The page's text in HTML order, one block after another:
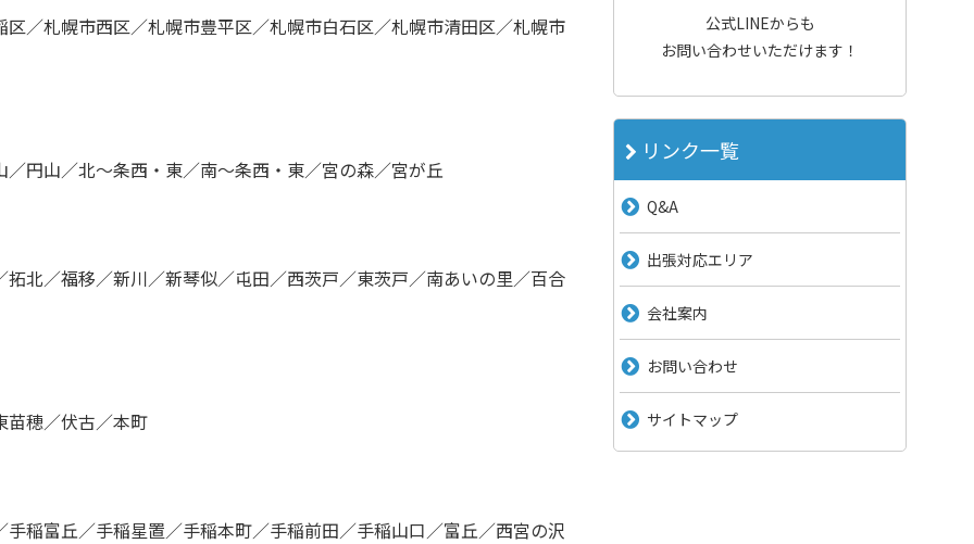
／札幌市西区／札幌市豊平区／札幌市白石区／札幌市清田区／札幌市
円山／北〜条西・東／南〜条西・東／宮の森／宮が丘
北／福移／新川／新琴似／屯田／西茨戸／東茨戸／南あいの里／百合
苗穂／伏古／本町
稲富丘／手稲星置／手稲本町／手稲前田／手稲山口／富丘／西宮の沢
公式LINEからも
お問い合わせいただけます！
リンク一覧
Q&A
出張対応エリア
会社案内
お問い合わせ
サイトマップ